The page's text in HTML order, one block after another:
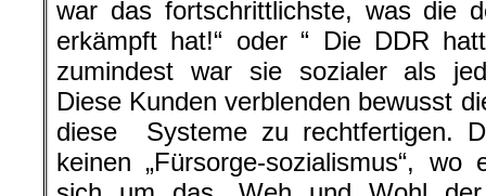
war das fortschrittlichste, was die
erkämpft hat!“ oder “ Die DDR
zumindest war sie sozialer als
Diese Kunden verblenden bewusst
diese Systeme zu rechtfertigen.
keinen „Fürsorge-sozialismus“,